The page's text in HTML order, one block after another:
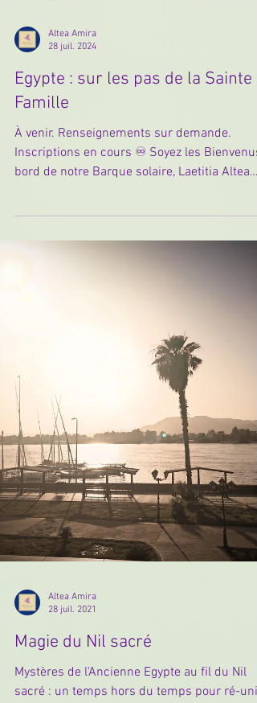
Altea Amira
Egypte : sur les pas de la Sainte
Famille
À venir. Renseignements sur demande.
Inscriptions en cours ♾️ Soyez les Bienvenus
bord de notre Barque solaire, Laetitia Altea
Altea Amira
Magie du Nil sacré
Mystères de l'Ancienne Egypte au fil du Nil